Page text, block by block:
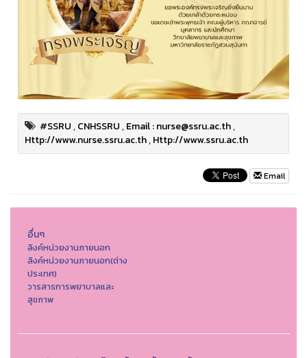
#SSRU,CNHSSRU,Email : nurse@ssru.ac.th,
Http://www.nurse.ssru.ac.th,Http://www.ssru.ac.th
Email
อื่นๆ
ลิงค์หน่วยงานภายนอก
ลิงค์หน่วยงานภายนอก(ต่าง
ประเทศ)
วารสารการพยาบาลและ
สุขภาพ